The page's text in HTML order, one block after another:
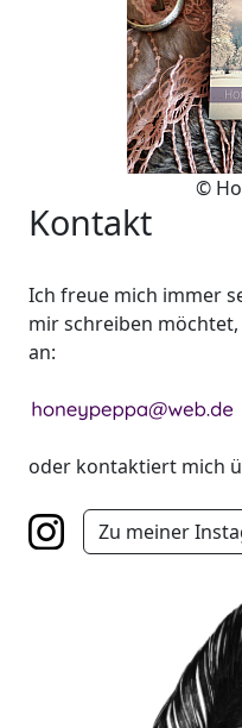
©
Kontakt
Ich freue mich immer
mir schreiben
an:
oder kontaktiert mich
Zu meiner